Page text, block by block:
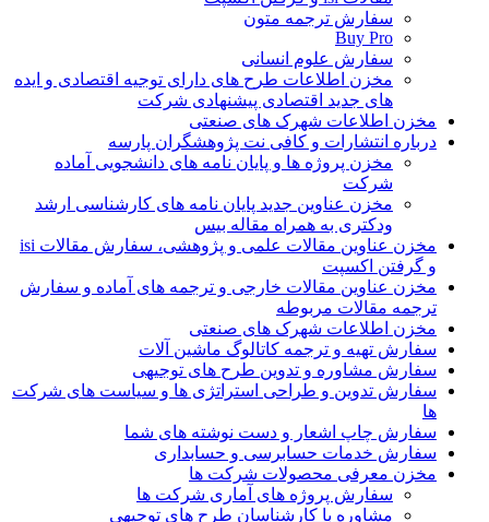
سفارش ترجمه متون
Buy Pro
سفارش علوم انسانی
مخزن اطلاعات طرح های دارای توجیه اقتصادی و ایده
های جدید اقتصادی پیشنهادی شرکت
مخزن اطلاعات شهرک های صنعتی
درباره انتشارات و کافی نت پژوهشگران پارسه
مخزن پروژه ها و پایان نامه های دانشجویی آماده
شرکت
مخزن عناوین جدید پایان نامه های کارشناسی ارشد
ودکتری به همراه مقاله بیس
مخزن عناوین مقالات علمی و پژوهشی، سفارش مقالات isi
و گرفتن اکسپت
مخزن عناوین مقالات خارجی و ترجمه های آماده و سفارش
ترجمه مقالات مربوطه
مخزن اطلاعات شهرک های صنعتی
سفارش تهیه و ترجمه کاتالوگ ماشین آلات
سفارش مشاوره و تدوین طرح های توجیهی
سفارش تدوین و طراحی استراتژی ها و سیاست های شرکت
ها
سفارش چاپ اشعار و دست نوشته های شما
سفارش خدمات حسابرسی و حسابداری
مخزن معرفی محصولات شرکت ها
سفارش پروژه های آماری شرکت ها
مشاوره با کارشناسان طرح های توجیهی